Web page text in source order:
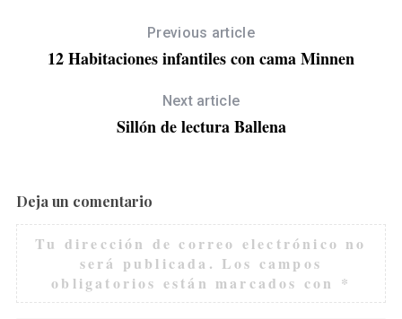
Previous article
12 Habitaciones infantiles con cama Minnen
Next article
Sillón de lectura Ballena
Deja un comentario
Tu dirección de correo electrónico no
será publicada. Los campos
obligatorios están marcados con *